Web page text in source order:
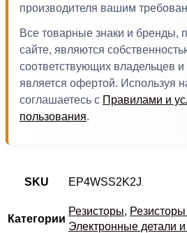
производителя вашим
Все товарные знаки и бренды,
сайте, являются
соответствующих владельцев
является офертой. Используя
соглашаетесь с Правилами и
пользования.
SKU EP4WSS2K2J
Категории
Резисторы,
Электронные детали и